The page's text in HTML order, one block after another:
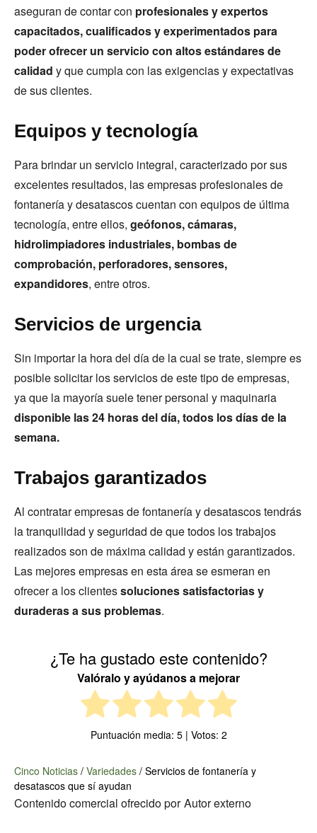
aseguran de contar con profesionales y expertos
capacitados, cualificados y experimentados para
poder ofrecer un servicio con altos estándares de
calidad y que cumpla con las exigencias y expectativas
de sus clientes.
Equipos y tecnología
Para brindar un servicio integral, caracterizado por sus
excelentes resultados, las empresas profesionales de
fontanería y desatascos cuentan con equipos de última
tecnología, entre ellos, geófonos, cámaras,
hidrolimpiadores industriales, bombas de
comprobación, perforadores, sensores,
expandidores, entre otros.
Servicios de urgencia
Sin importar la hora del día de la cual se trate, siempre es
posible solicitar los servicios de este tipo de empresas,
ya que la mayoría suele tener personal y maquinaria
disponible las 24 horas del día, todos los días de la
semana.
Trabajos garantizados
Al contratar empresas de fontanería y desatascos tendrás
la tranquilidad y seguridad de que todos los trabajos
realizados son de máxima calidad y están garantizados.
Las mejores empresas en esta área se esmeran en
ofrecer a los clientessoluciones satisfactorias y
duraderas a sus problemas.
¿Te ha gustado este contenido?
Valóralo y ayúdanos a mejorar
Puntuación media: 5| Votos: 2
Cinco Noticias / Variedades / Servicios de fontanería y
desatascos que sí ayudan
Contenido comercial ofrecido por Autor externo